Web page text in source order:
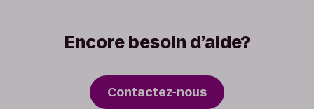
Encore besoin d’aide?
Contactez-nous